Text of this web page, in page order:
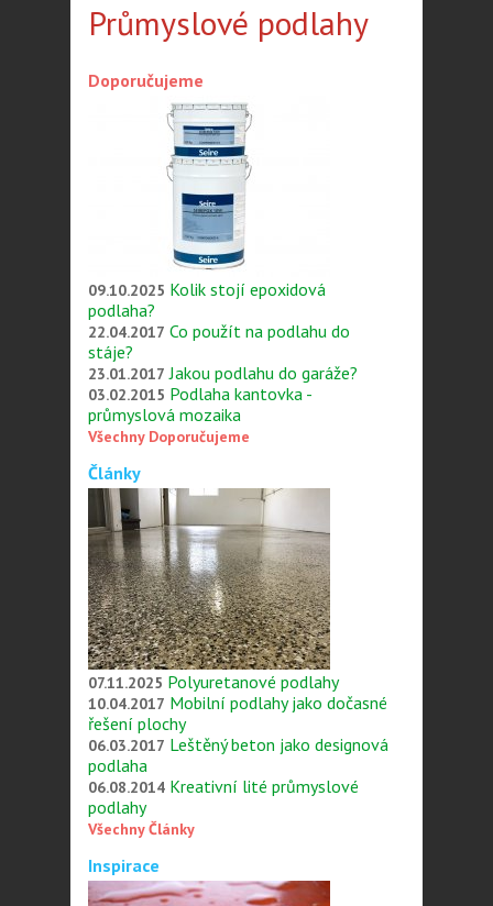
Průmyslové podlahy
Doporučujeme
09.10.2025 Kolik stojí epoxidová
podlaha?
22.04.2017 Co použít na podlahu do
stáje?
23.01.2017 Jakou podlahu do garáže?
03.02.2015 Podlaha kantovka -
průmyslová mozaika
Všechny Doporučujeme
Články
07.11.2025 Polyuretanové podlahy
10.04.2017 Mobilní podlahy jako dočasné
řešení plochy
06.03.2017 Leštěný beton jako designová
podlaha
06.08.2014 Kreativní lité průmyslové
podlahy
Všechny Články
Inspirace